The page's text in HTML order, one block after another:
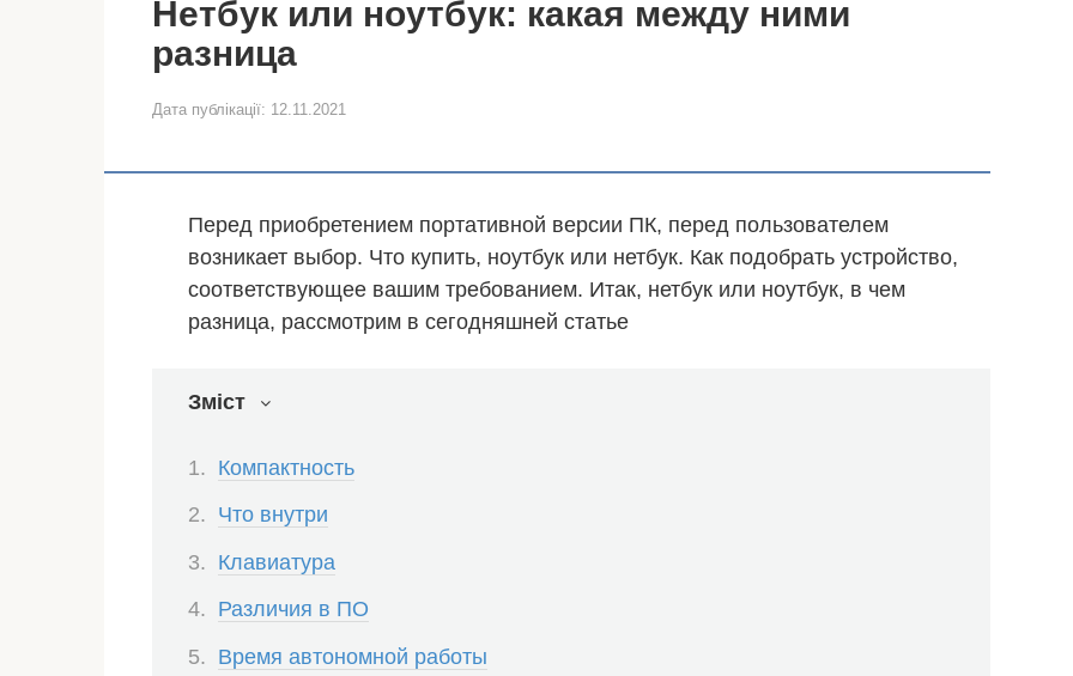
Нетбук или ноутбук: какая между ними
разница
Дата публікації: 12.11.2021
Перед приобретением портативной версии ПК, перед пользователем
возникает выбор. Что купить, ноутбук или нетбук. Как подобрать устройство,
соответствующее вашим требованием. Итак, нетбук или ноутбук, в чем
разница, рассмотрим в сегодняшней статье
Зміст
Компактность
Что внутри
Клавиатура
Различия в ПО
Время автономной работы